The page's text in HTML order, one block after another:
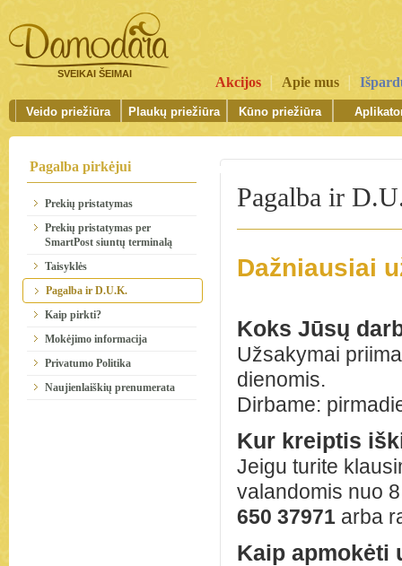
SVEIKAI ŠEIMAI
Akcijos Apie mus
Veido priežiūra Plaukų priežiūra Kūno priežiūra
Pagalba pirkėjui
Prekių pristatymas
Prekių pristatymas per
SmartPost siuntų terminalą
Taisyklės
Pagalba ir D.U.K.
Kaip pirkti?
Mokėjimo informacija
Privatumo Politika
Naujienlaiškių prenumerata
Pagalba ir
Dažniausiai
Koks Jūsų
Užsakymai
dienomis.
Dirbame:
Kur kreiptis
Jeigu turite
valandomis nuo
650 37971 arba
Kaip apmokėti